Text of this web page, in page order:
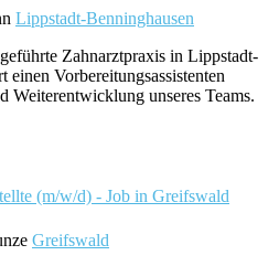
Lippstadt-Benninghausen
Zahnarztpraxis in Lippstadt-
einen Vorbereitungsassistenten
Weiterentwicklung unseres Teams.
(m/w/d) - Job in Greifswald
Greifswald